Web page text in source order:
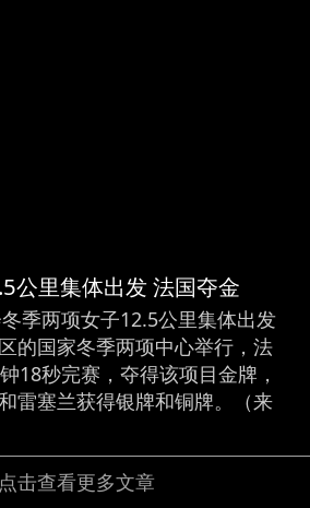
公里集体出发 法国夺金
季两项女子12.5公里集体出发
的国家冬季两项中心举行，法
18秒完赛，夺得该项目金牌，
雷塞兰获得银牌和铜牌。（来
点击查看更多文章